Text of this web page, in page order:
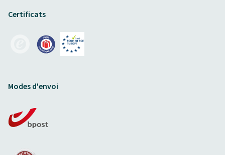
Certificats
Modes d'envoi